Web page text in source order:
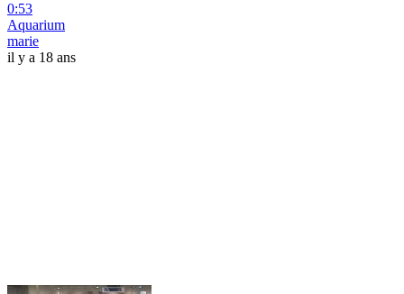
0:53
Aquarium
marie
il y a 18 ans